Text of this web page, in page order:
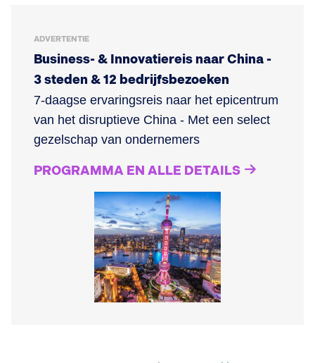
ADVERTENTIE
Business- & Innovatiereis naar China -
3 steden & 12 bedrijfsbezoeken
7-daagse ervaringsreis naar het epicentrum
van het disruptieve China - Met een select
gezelschap van ondernemers
PROGRAMMA EN ALLE DETAILS